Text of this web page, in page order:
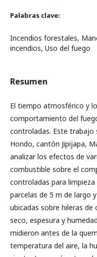
Palabras clave:
Incendios forestales,
incendios, Uso del fuego
Resumen
El tiempo atmosférico y
comportamiento del
controladas. Este trabajo
Hondo, cantón Jipijapa,
analizar los efectos de
combustible sobre el
controladas para
parcelas de 5 m de largo
ubicadas sobre hileras de
seco, espesura y
midieron antes de la
temperatura del aire, la